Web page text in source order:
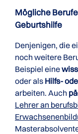
Mögliche
Geburtshilfe
Denjenigen, die
noch weitere
Beispiel eine
oder als Hilfs-
arbeiten. Auch
Lehrer an